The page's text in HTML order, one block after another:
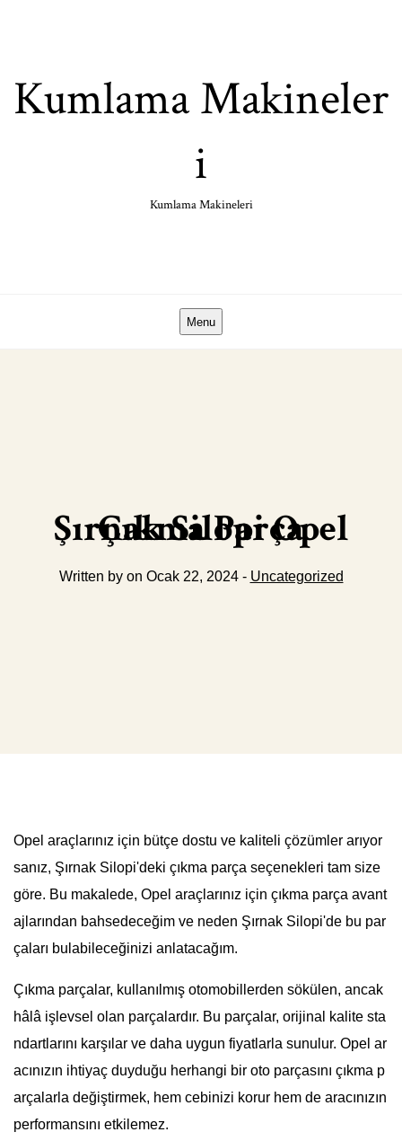
Kumlama Makineler
i
Kumlama Makineleri
Menu
Şırnak Silopi Opel Çıkma Parça
Written by on Ocak 22, 2024 - Uncategorized
Opel araçlarınız için bütçe dostu ve kaliteli çözümler arıyor
sanız, Şırnak Silopi'deki çıkma parça seçenekleri tam size
göre. Bu makalede, Opel araçlarınız için çıkma parça avant
ajlarından bahsedeceğim ve neden Şırnak Silopi'de bu par
çaları bulabileceğinizi anlatacağım.
Çıkma parçalar, kullanılmış otomobillerden sökülen, ancak
hâlâ işlevsel olan parçalardır. Bu parçalar, orijinal kalite sta
ndartlarını karşılar ve daha uygun fiyatlarla sunulur. Opel ar
acınızın ihtiyaç duyduğu herhangi bir oto parçasını çıkma p
arçalarla değiştirmek, hem cebinizi korur hem de aracınızın
performansını etkilemez.